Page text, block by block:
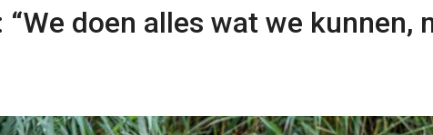
doen alles wat we kunnen,